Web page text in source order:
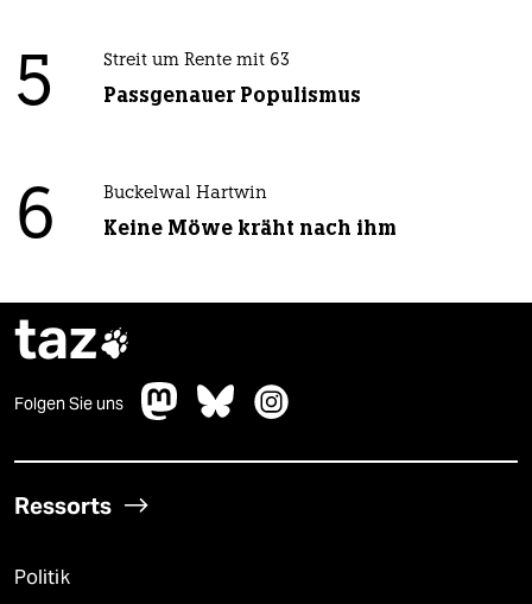
5 Streit um Rente mit 63
Passgenauer Populismus
6 Buckelwal Hartwin
Keine Möwe kräht nach ihm
taz
Folgen Sie uns
Ressorts
Politik